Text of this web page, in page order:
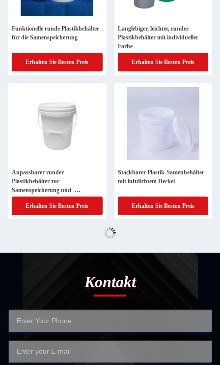
Funktionelle runde Plastikbehälter
für die Samenspeicherung
Erhalten Sie Besten Preis
Langlebiger, leichter, runder
Plastikbehälter mit individueller
Farbe
Erhalten Sie Besten Preis
Anpassbarer runder
Plastikbehälter zur
Samenspeicherung und -
organisation
Erhalten Sie Besten Preis
Stackbarer Plastik-Samenbehälter
mit luftdichtem Deckel
Erhalten Sie Besten Preis
Kontakt